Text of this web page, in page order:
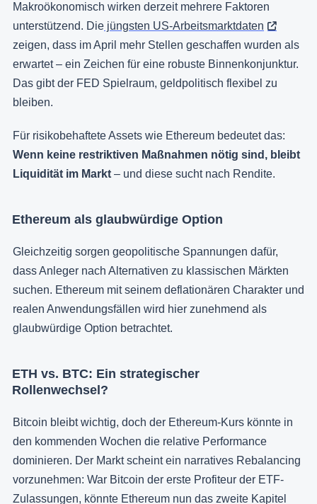
Makroökonomisch wirken derzeit mehrere Faktoren
unterstützend. Die jüngsten US-Arbeitsmarktdaten
zeigen, dass im April mehr Stellen geschaffen wurden als
erwartet – ein Zeichen für eine robuste Binnenkonjunktur.
Das gibt der FED Spielraum, geldpolitisch flexibel zu
bleiben.
Für risikobehaftete Assets wie Ethereum bedeutet das:
Wenn keine restriktiven Maßnahmen nötig sind, bleibt
Liquidität im Markt – und diese sucht nach Rendite.
Ethereum als glaubwürdige Option
Gleichzeitig sorgen geopolitische Spannungen dafür,
dass Anleger nach Alternativen zu klassischen Märkten
suchen. Ethereum mit seinem deflationären Charakter und
realen Anwendungsfällen wird hier zunehmend als
glaubwürdige Option betrachtet.
ETH vs. BTC: Ein strategischer
Rollenwechsel?
Bitcoin bleibt wichtig, doch der Ethereum-Kurs könnte in
den kommenden Wochen die relative Performance
dominieren. Der Markt scheint ein narratives Rebalancing
vorzunehmen: War Bitcoin der erste Profiteur der ETF-
Zulassungen, könnte Ethereum nun das zweite Kapitel